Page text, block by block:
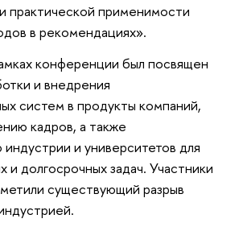
практической применимости
в рекомендациях».
конференции был посвящен
и внедрения
систем в продукты компаний,
кадров, а также
и университетов для
и долгосрочных задач. Участники
существующий разрыв